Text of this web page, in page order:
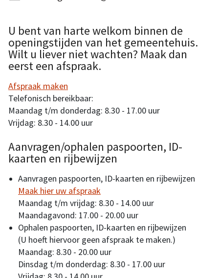
U bent van harte welkom binnen de
openingstijden van het gemeentehuis.
Wilt u liever niet wachten? Maak dan
eerst een afspraak.
Afspraak maken
Telefonisch bereikbaar:
Maandag t/m donderdag: 8.30 - 17.00 uur
Vrijdag: 8.30 - 14.00 uur
Aanvragen/ophalen paspoorten, ID-
kaarten en rijbewijzen
Aanvragen paspoorten, ID-kaarten en rijbewijzen
Maak hier uw afspraak
Maandag t/m vrijdag: 8.30 - 14.00 uur
Maandagavond: 17.00 - 20.00 uur
Ophalen paspoorten, ID-kaarten en rijbewijzen
(U hoeft hiervoor geen afspraak te maken.)
Maandag: 8.30 - 20.00 uur
Dinsdag t/m donderdag: 8.30 - 17.00 uur